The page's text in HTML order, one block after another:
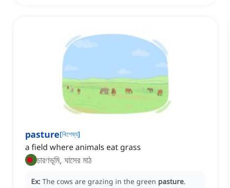
pasture[বিশেষ্য]
a field where animals eat grass
চারণভূমি, ঘাসের মাঠ
Ex: The cows are grazing in the green pasture.